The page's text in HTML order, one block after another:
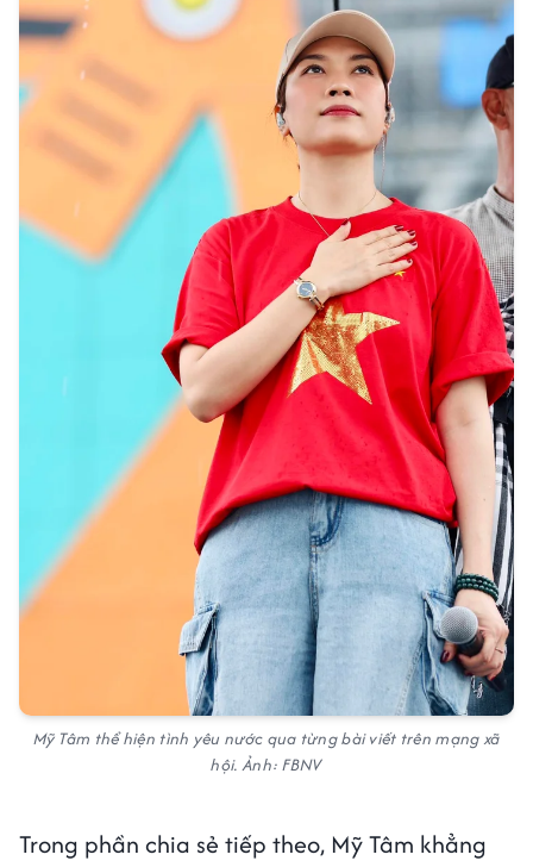
Mỹ Tâm thể hiện tình yêu nước qua từng bài viết trên mạng xã
hội. Ảnh: FBNV
Trong phần chia sẻ tiếp theo, Mỹ Tâm khẳng